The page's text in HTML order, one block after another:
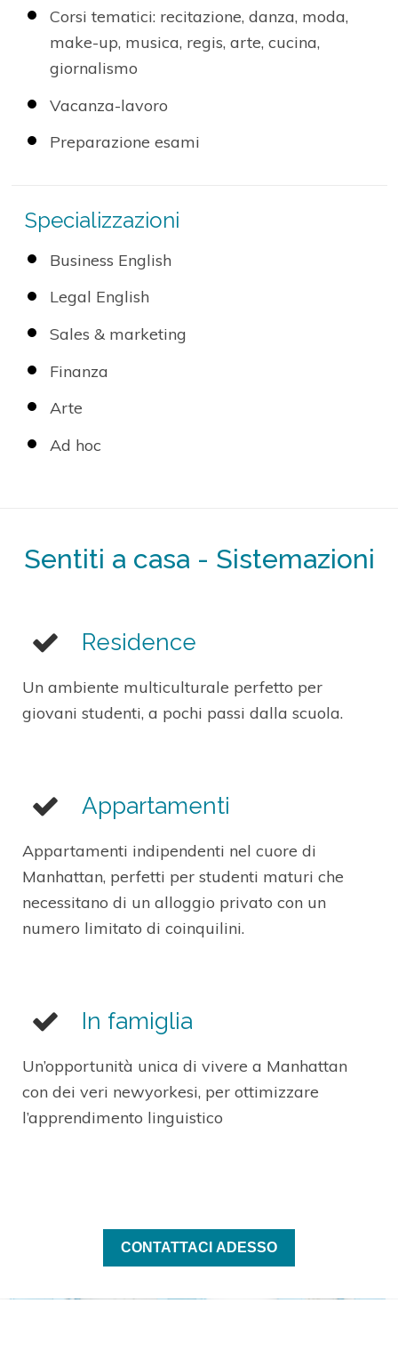
Corsi tematici: recitazione, danza, moda,
make-up, musica, regis, arte, cucina,
giornalismo
Vacanza-lavoro
Preparazione esami
Specializzazioni
Business English
Legal English
Sales & marketing
Finanza
Arte
Ad hoc
Sentiti a casa - Sistemazioni
Residence
Un ambiente multiculturale perfetto per
giovani studenti, a pochi passi dalla scuola.
Appartamenti
Appartamenti indipendenti nel cuore di
Manhattan, perfetti per studenti maturi che
necessitano di un alloggio privato con un
numero limitato di coinquilini.
In famiglia
Un’opportunità unica di vivere a Manhattan
con dei veri newyorkesi, per ottimizzare
l’apprendimento linguistico
CONTATTACI ADESSO